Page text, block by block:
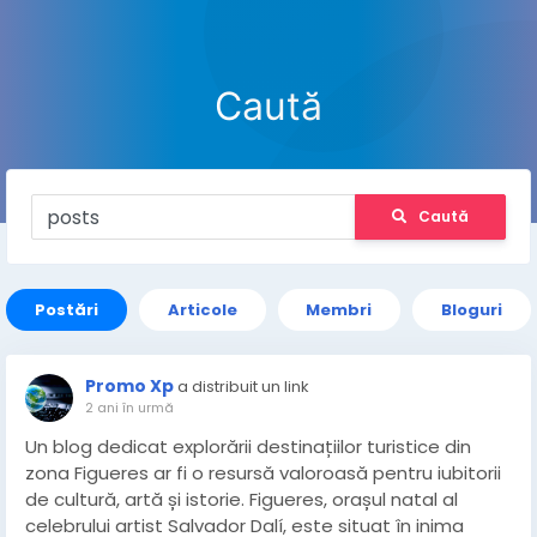
Caută
Caută
Postări Articole Membri Bloguri
Promo Xpa distribuit un link
2 ani în urmă
Un blog dedicat explorării destinațiilor turistice din
zona Figueres ar fi o resursă valoroasă pentru iubitorii
de cultură, artă și istorie. Figueres, orașul natal al
celebrului artist Salvador Dalí, este situat în inima